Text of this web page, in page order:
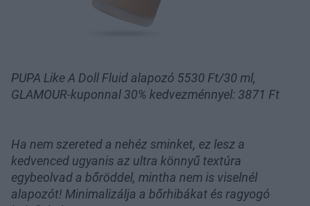
PUPA Like A Doll Fluid alapozó 5530 Ft/30 ml,
GLAMOUR-kuponnal 30% kedvezménnyel: 3871 Ft
Ha nem szereted a nehéz sminket, ez lesz a
kedvenced ugyanis az ultra könnyű textúra
egybeolvad a bőröddel, mintha nem is viselnél
alapozót! Minimalizálja a bőrhibákat és ragyogó